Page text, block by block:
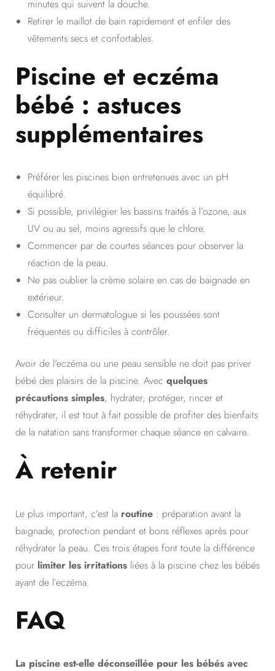
minutes qui suivent la douche.
Retirer le maillot de bain rapidement et enfiler des
vêtements secs et confortables.
Piscine et eczéma
bébé : astuces
supplémentaires
Préférer les piscines bien entretenues avec un pH
équilibré.
Si possible, privilégier les bassins traités à l’ozone, aux
UV ou au sel, moins agressifs que le chlore.
Commencer par de courtes séances pour observer la
réaction de la peau.
Ne pas oublier la crème solaire en cas de baignade en
extérieur.
Consulter un dermatologue si les poussées sont
fréquentes ou difficiles à contrôler.
Avoir de l’eczéma ou une peau sensible ne doit pas priver
bébé des plaisirs de la piscine. Avec quelques
précautions simples, hydrater, protéger, rincer et
réhydrater, il est tout à fait possible de profiter des bienfaits
de la natation sans transformer chaque séance en calvaire.
À retenir
Le plus important, c’est la routine : préparation avant la
baignade, protection pendant et bons réflexes après pour
réhydrater la peau. Ces trois étapes font toute la différence
pour limiter les irritations liées à la piscine chez les bébés
ayant de l’eczéma.
FAQ
La piscine est-elle déconseillée pour les bébés avec